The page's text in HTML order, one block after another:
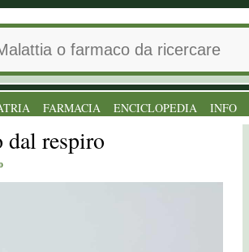
FARMACIA ENCICLOPEDIA INFO
dal respiro